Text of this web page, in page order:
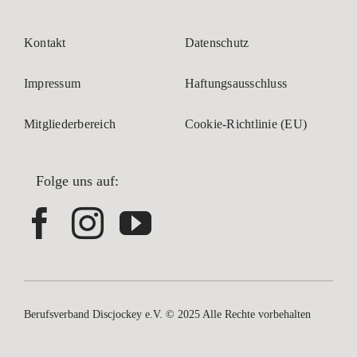
Kontakt
Impressum
Mitgliederbereich
Datenschutz
Haftungsausschluss
Cookie-Richtlinie (EU)
Folge uns auf:
Berufsverband Discjockey e.V. © 2025 Alle Rechte vorbehalten